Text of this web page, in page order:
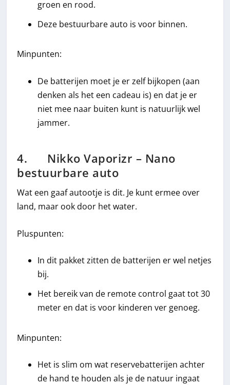
groen en rood.
Deze bestuurbare auto is voor binnen.
Minpunten:
De batterijen moet je er zelf bijkopen (aan
denken als het een cadeau is) en dat je er
niet mee naar buiten kunt is natuurlijk wel
jammer.
4. Nikko Vaporizr – Nano
bestuurbare auto
Wat een gaaf autootje is dit. Je kunt ermee over
land, maar ook door het water.
Pluspunten:
In dit pakket zitten de batterijen er wel netjes
bij.
Het bereik van de remote control gaat tot 30
meter en dat is voor kinderen ver genoeg.
Minpunten:
Het is slim om wat reservebatterijen achter
de hand te houden als je de natuur ingaat